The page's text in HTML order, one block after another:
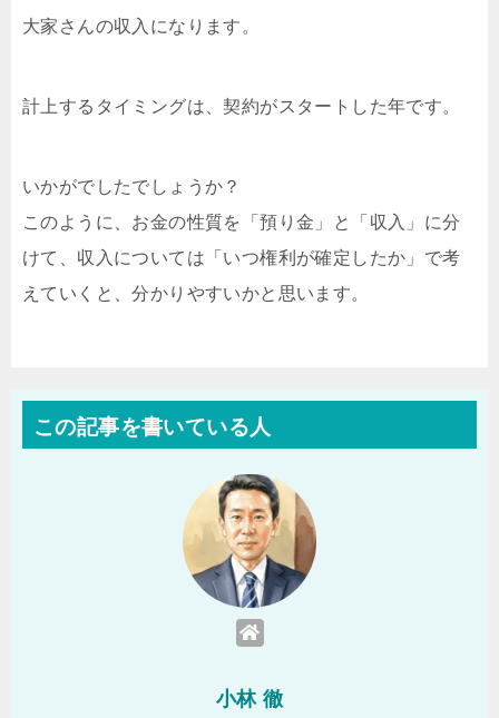
大家さんの収入になります。
計上するタイミングは、契約がスタートした年です。
いかがでしたでしょうか？
このように、お金の性質を「預り金」と「収入」に分
けて、収入については「いつ権利が確定したか」で考
えていくと、分かりやすいかと思います。
この記事を書いている人
小林 徹